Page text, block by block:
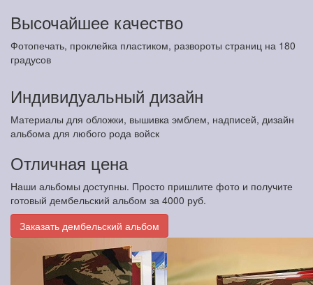
Высочайшее качество
Фотопечать, проклейка пластиком, развороты страниц на 180
градусов
Индивидуальный дизайн
Материалы для обложки, вышивка эмблем, надписей, дизайн
альбома для любого рода войск
Отличная цена
Наши альбомы доступны. Просто пришлите фото и получите
готовый дембельский альбом за 4000 руб.
Заказать дембельский альбом